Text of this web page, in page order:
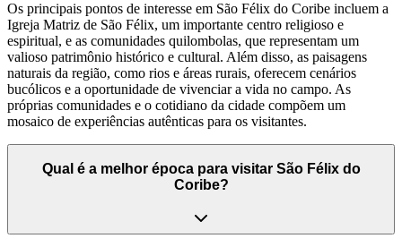
Os principais pontos de interesse em São Félix do Coribe incluem a
Igreja Matriz de São Félix, um importante centro religioso e
espiritual, e as comunidades quilombolas, que representam um
valioso patrimônio histórico e cultural. Além disso, as paisagens
naturais da região, como rios e áreas rurais, oferecem cenários
bucólicos e a oportunidade de vivenciar a vida no campo. As
próprias comunidades e o cotidiano da cidade compõem um
mosaico de experiências autênticas para os visitantes.
Qual é a melhor época para visitar São Félix do
Coribe?